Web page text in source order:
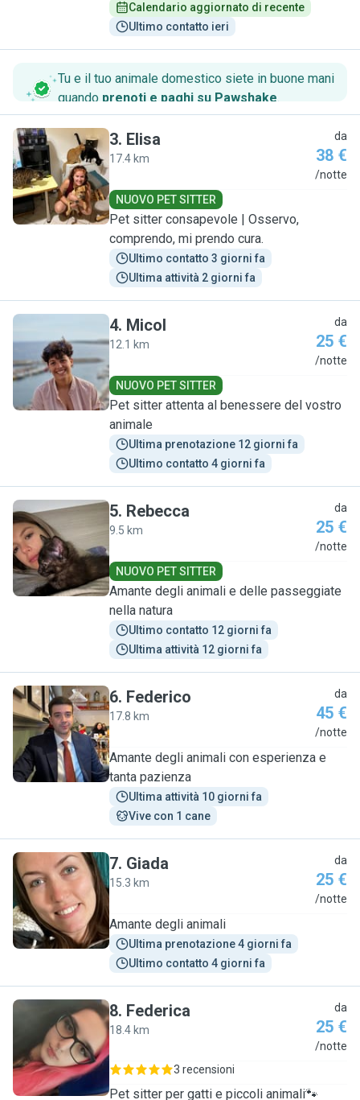
Calendario aggiornato di recente
Ultimo contatto ieri
Tu e il tuo animale domestico siete in buone mani
quando prenoti e paghi su Pawshake.
E
3. Elisa
17.4 km
da
38 €
/notte
NUOVO PET SITTER
Pet sitter consapevole | Osservo,
comprendo, mi prendo cura.
Ultimo contatto 3 giorni fa
Ultima attività 2 giorni fa
M
4. Micol
12.1 km
da
25 €
/notte
NUOVO PET SITTER
Pet sitter attenta al benessere del vostro
animale
Ultima prenotazione 12 giorni fa
Ultimo contatto 4 giorni fa
R
5. Rebecca
9.5 km
da
25 €
/notte
NUOVO PET SITTER
Amante degli animali e delle passeggiate
nella natura
Ultimo contatto 12 giorni fa
Ultima attività 12 giorni fa
F
6. Federico
17.8 km
da
45 €
/notte
Amante degli animali con esperienza e
tanta pazienza
Ultima attività 10 giorni fa
Vive con 1 cane
G
7. Giada
15.3 km
da
25 €
/notte
Amante degli animali
Ultima prenotazione 4 giorni fa
Ultimo contatto 4 giorni fa
F
8. Federica
18.4 km
da
25 €
/notte
3 recensioni
Pet sitter per gatti e piccoli animali🐾